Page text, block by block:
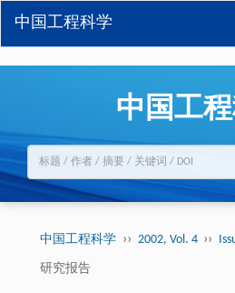
中国工程科学
中国工
中国工程科学 ›› 2002, Vol. 4 ››
研究报告